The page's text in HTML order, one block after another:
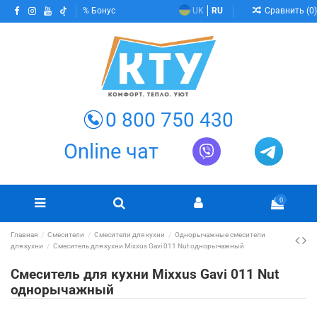
Бонус UK RU Сравнить (0)
0 800 750 430
Online чат
0
Главная Смесители Смесители для кухни
Однорычажные смесители
для кухни
Смеситель для кухни Mixxus Gavi 011 Nut однорычажный
Смеситель для кухни Mixxus Gavi 011 Nut
однорычажный